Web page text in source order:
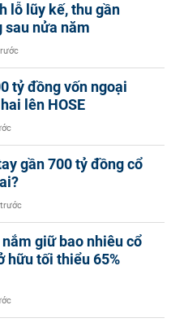
lỗ lũy kế, thu gần
sau nửa năm
tỷ đồng vốn ngoại
lên HOSE
gần 700 tỷ đồng cổ
giữ bao nhiêu cổ
hữu tối thiểu 65%